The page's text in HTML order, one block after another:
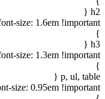
h2 {
size: 1.6em !important;
}
h3 {
size: 1.3em !important;
}
p, ul, table {
size: 0.95em !important;